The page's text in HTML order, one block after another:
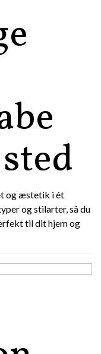
og æstetik i ét
og stilarter, så du
til dit hjem og